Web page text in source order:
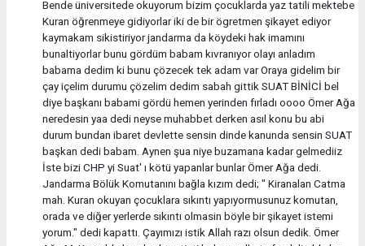
Bende üniversitede okuyorum bizim çocuklarda yaz tatili mektebe
Kuran öğrenmeye gidiyorlar iki de bir ögretmen şikayet ediyor
kaymakam sikistiriyor jandarma da köydeki hak imamını
bunaltiyorlar bunu gördüm babam kıvranıyor olayı anladım
babama dedim ki bunu çözecek tek adam var Oraya gidelim bir
çay içelim durumu çözelim dedim sabah gittik SUAT BİNİCİ bel
diye başkanı babami gördü hemen yerinden fırladı oooo Ömer Ağa
neredesin yaa dedi neyse muhabbet derken asıl konu bu abi
durum bundan ibaret devlette sensin dinde kanunda sensin SUAT
başkan dedi babam. Aynen şua niye buzamana kadar gelmediiz
İste bizi CHP yi Suat' ı kötü yapanlar bunlar Ömer Ağa dedi.
Jandarma Bölük Komutanını bağla kızım dedi; " Kiranalan Catma
mah. Kuran okuyan çocuklara sıkıntı yapıyormusunuz komutan,
orada ve diğer yerlerde sıkıntı olmasin böyle bir şikayet istemi
yorum." dedi kapattı. Çayımızı istik Allah razı olsun dedik. Ömer